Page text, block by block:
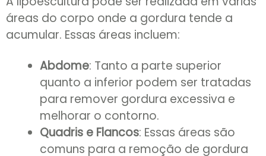
áreas do corpo onde a gordura tende a
acumular. Essas áreas incluem:
Abdome: Tanto a parte superior
quanto a inferior podem ser tratadas
para remover gordura excessiva e
melhorar o contorno.
Quadris e Flancos: Essas áreas são
comuns para a remoção de gordura